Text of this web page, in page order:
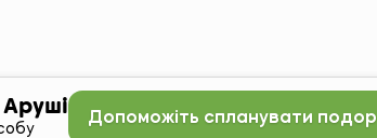
Допоможіть спланувати